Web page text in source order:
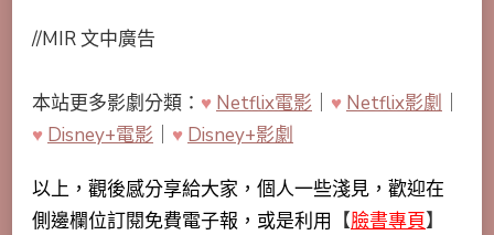
//MIR 文中廣告
本站更多影劇分類： ♥ Netflix電影 ♥ Netflix影劇
♥ Disney+電影 ♥ Disney+影劇
以上，觀後感分享給大家，個人一些淺見，歡迎在
側邊欄位訂閱免費電子報，或是利用 【臉書專頁】